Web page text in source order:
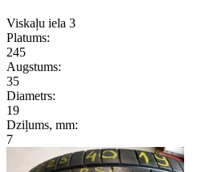
Viskaļu iela 3
Platums:
245
Augstums:
35
Diametrs:
19
Dziļums, mm:
7